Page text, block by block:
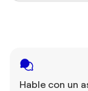
Hable con un